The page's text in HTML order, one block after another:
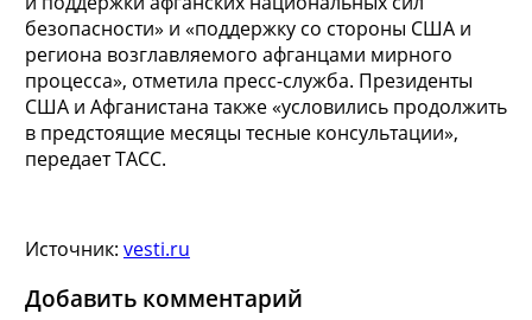
безопасности» и «поддержку со стороны США и
региона возглавляемого афганцами мирного
процесса», отметила пресс-служба. Президенты
США и Афганистана также «условились продолжить
в предстоящие месяцы тесные консультации»,
передает ТАСС.
Источник: vesti.ru
Добавить комментарий